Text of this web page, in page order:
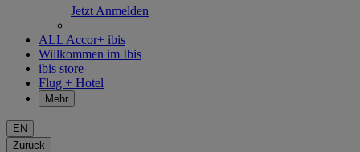
Jetzt Anmelden
ALL Accor+ ibis
Willkommen im Ibis
ibis store
Flug + Hotel
Mehr
EN
Zurück